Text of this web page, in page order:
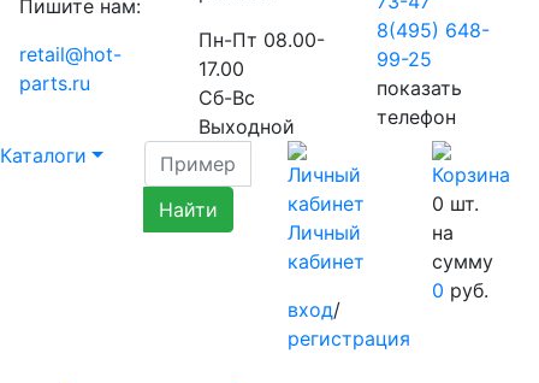
Пишите нам:
retail@hot-
parts.ru
Пн-Пт 08.00-
17.00
Сб-Вс
Выходной
8(495) 648-
99-25
показать
телефон
Каталоги
Личный
кабинет
вход/
регистрация
0 шт.
на
сумму
0 руб.